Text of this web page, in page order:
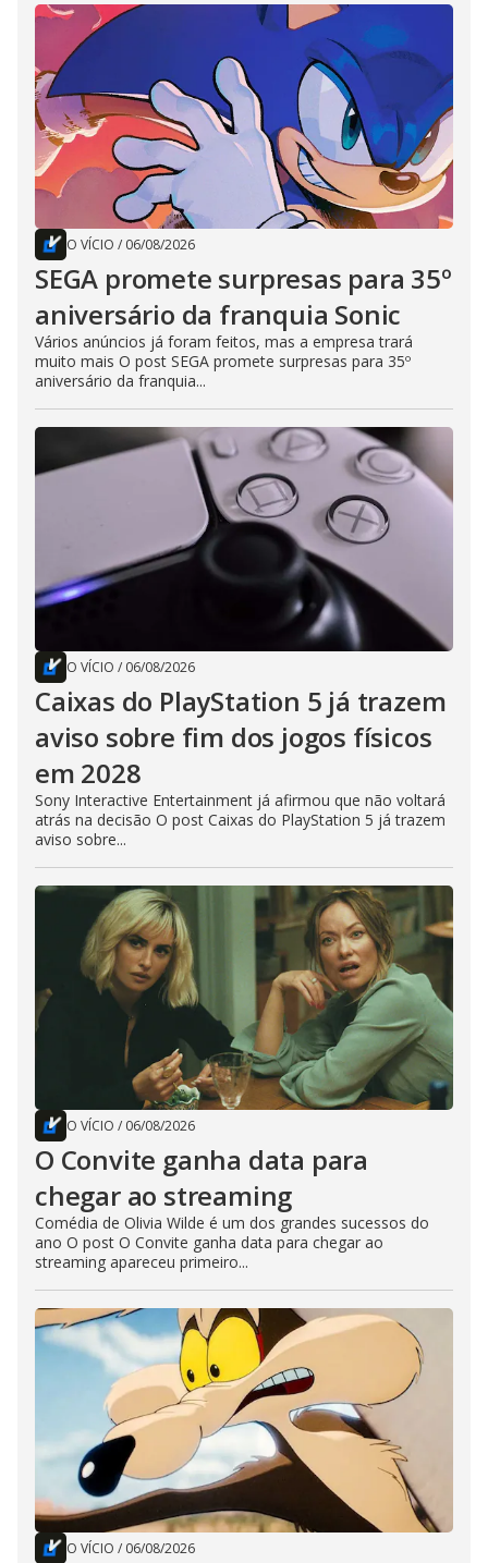
O VÍCIO / 06/08/2026
SEGA promete surpresas para 35º
aniversário da franquia Sonic
Vários anúncios já foram feitos, mas a empresa trará
muito mais O post SEGA promete surpresas para 35º
aniversário da franquia...
O VÍCIO / 06/08/2026
Caixas do PlayStation 5 já trazem
aviso sobre fim dos jogos físicos
em 2028
Sony Interactive Entertainment já afirmou que não voltará
atrás na decisão O post Caixas do PlayStation 5 já trazem
aviso sobre...
O VÍCIO / 06/08/2026
O Convite ganha data para
chegar ao streaming
Comédia de Olivia Wilde é um dos grandes sucessos do
ano O post O Convite ganha data para chegar ao
streaming apareceu primeiro...
O VÍCIO / 06/08/2026